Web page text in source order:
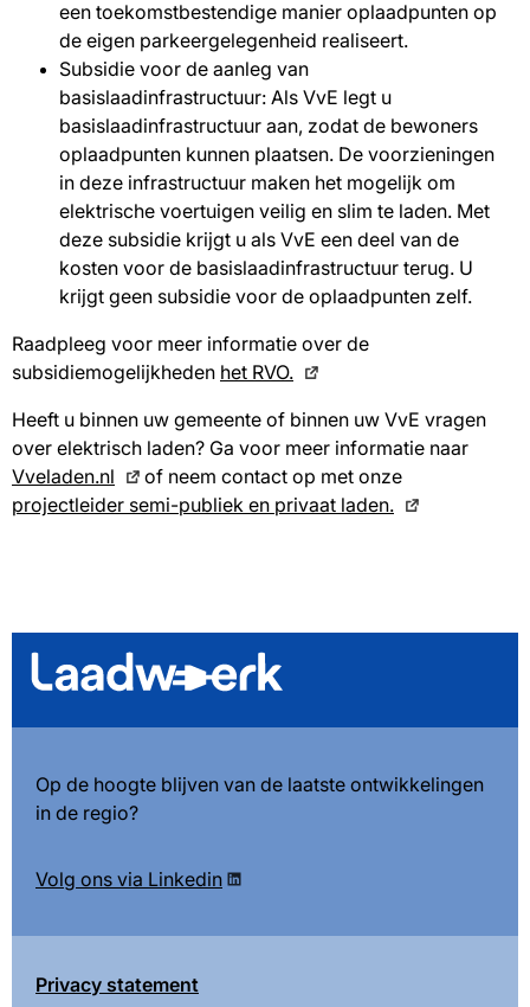
een toekomstbestendige manier oplaadpunten op
de eigen parkeergelegenheid realiseert.
Subsidie voor de aanleg van
basislaadinfrastructuur: Als VvE legt u
basislaadinfrastructuur aan, zodat de bewoners
oplaadpunten kunnen plaatsen. De voorzieningen
in deze infrastructuur maken het mogelijk om
elektrische voertuigen veilig en slim te laden. Met
deze subsidie krijgt u als VvE een deel van de
kosten voor de basislaadinfrastructuur terug. U
krijgt geen subsidie voor de oplaadpunten zelf.
Raadpleeg voor meer informatie over de
subsidiemogelijkheden het RVO.
Heeft u binnen uw gemeente of binnen uw VvE vragen
over elektrisch laden? Ga voor meer informatie naar
Vveladen.nl
of neem contact op met onze
projectleider semi-publiek en privaat laden.
Op de hoogte blijven van de laatste ontwikkelingen
in de regio?
Volg ons via Linkedin
Privacy statement